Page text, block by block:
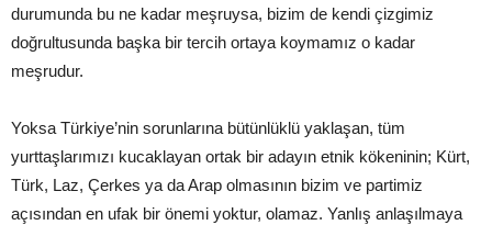
durumunda bu ne kadar meşruysa, bizim de kendi çizgimiz
doğrultusunda başka bir tercih ortaya koymamız o kadar
meşrudur.
Yoksa Türkiye’nin sorunlarına bütünlüklü yaklaşan, tüm
yurttaşlarımızı kucaklayan ortak bir adayın etnik kökeninin; Kürt,
Türk, Laz, Çerkes ya da Arap olmasının bizim ve partimiz
açısından en ufak bir önemi yoktur, olamaz. Yanlış anlaşılmaya